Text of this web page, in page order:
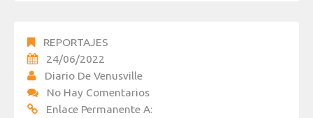
REPORTAJES
24/06/2022
Diario De Venusville
No Hay Comentarios
Enlace Permanente A: